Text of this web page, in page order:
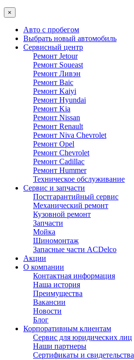
×
Авто с пробегом
Выбрать новый автомобиль
Сервисный центр
Ремонт Jetour
Ремонт Soueast
Ремонт Ливэн
Ремонт Baic
Ремонт Kaiyi
Ремонт Hyundai
Ремонт Kia
Ремонт Nissan
Ремонт Renault
Ремонт Niva Chevrolet
Ремонт Opel
Ремонт Chevrolet
Ремонт Cadillac
Ремонт Hummer
Техническое обслуживание
Сервис и запчасти
Постгарантийный сервис
Механический ремонт
Кузовной ремонт
Запчасти
Мойка
Шиномонтаж
Запасные части ACDelco
Акции
О компании
Контактная информация
Наша история
Преимущества
Вакансии
Новости
Блог
Корпоративным клиентам
Сервис для юридических лиц
Наши партнеры
Сертификаты и свидетельства